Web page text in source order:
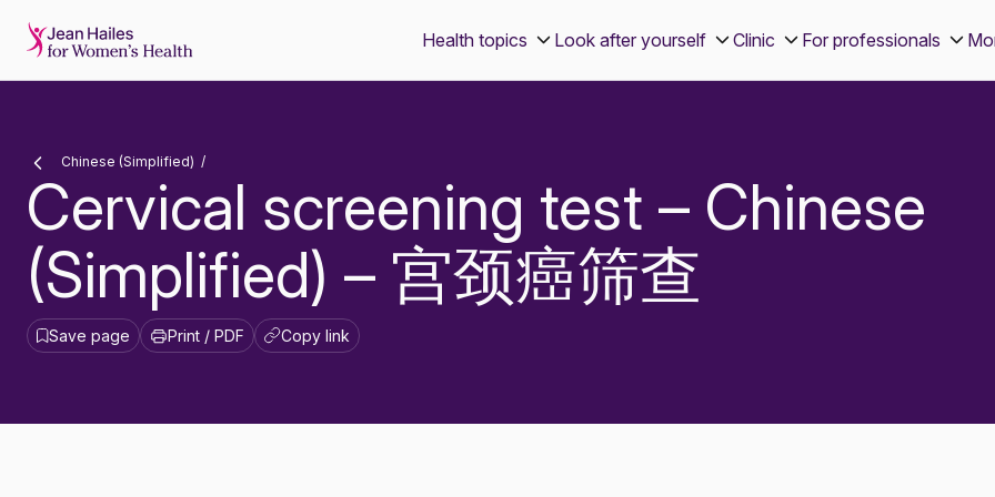
Health topics Look after yourself Clinic For professionals
Chinese (Simplified)
Cervical screening test – Chinese
(Simplified) – 宫颈癌筛查
Save page Print / PDF Copy link